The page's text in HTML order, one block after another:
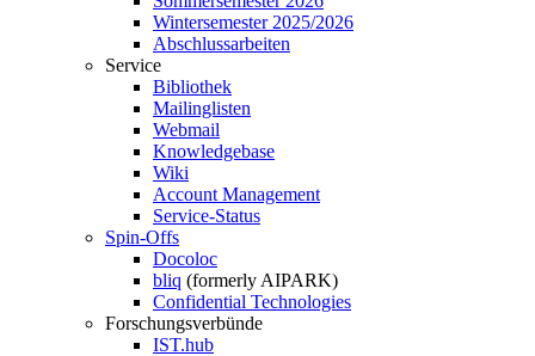
Wintersemester 2025/2026
Abschlussarbeiten
Service
Bibliothek
Mailinglisten
Webmail
Knowledgebase
Wiki
Account Management
Service-Status
Spin-Offs
Docoloc
bliq (formerly AIPARK)
Confidential Technologies
Forschungsverbünde
IST.hub